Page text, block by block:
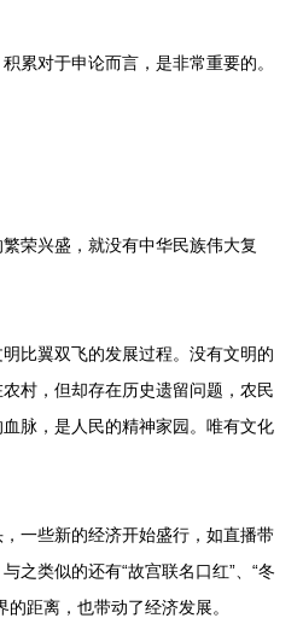
累对于申论而言，是非常重要的。
荣兴盛，就没有中华民族伟大复
比翼双飞的发展过程。没有文明的
村，但却存在历史遗留问题，农民
脉，是人民的精神家园。唯有文化
一些新的经济开始盛行，如直播带
之类似的还有“故宫联名口红”、“冬
距离，也带动了经济发展。